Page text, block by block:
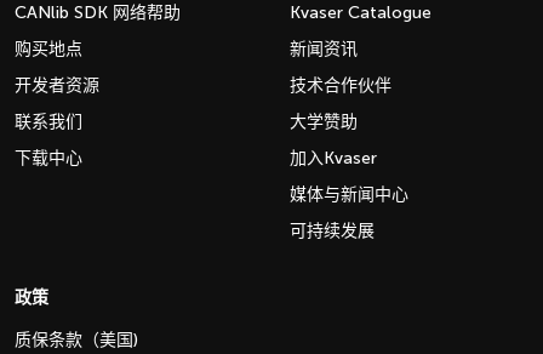
CANlib SDK 网络帮助
购买地点
开发者资源
联系我们
下载中心
Kvaser Catalogue
新闻资讯
技术合作伙伴
大学赞助
加入Kvaser
媒体与新闻中心
可持续发展
政策
质保条款（美国)